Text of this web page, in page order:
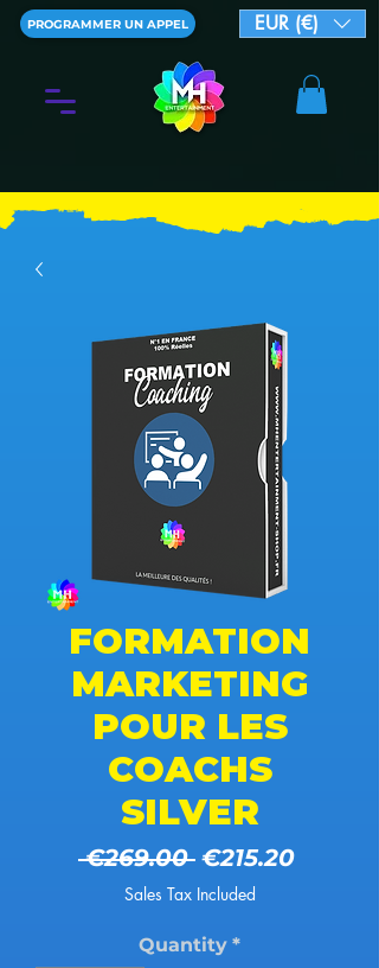
PROGRAMMER UN APPEL EUR (€)
FORMATION
MARKETING
POUR LES
COACHS
SILVER
€269.00 Regular Price
€215.20Sale
Sales Tax Included
Quantity *